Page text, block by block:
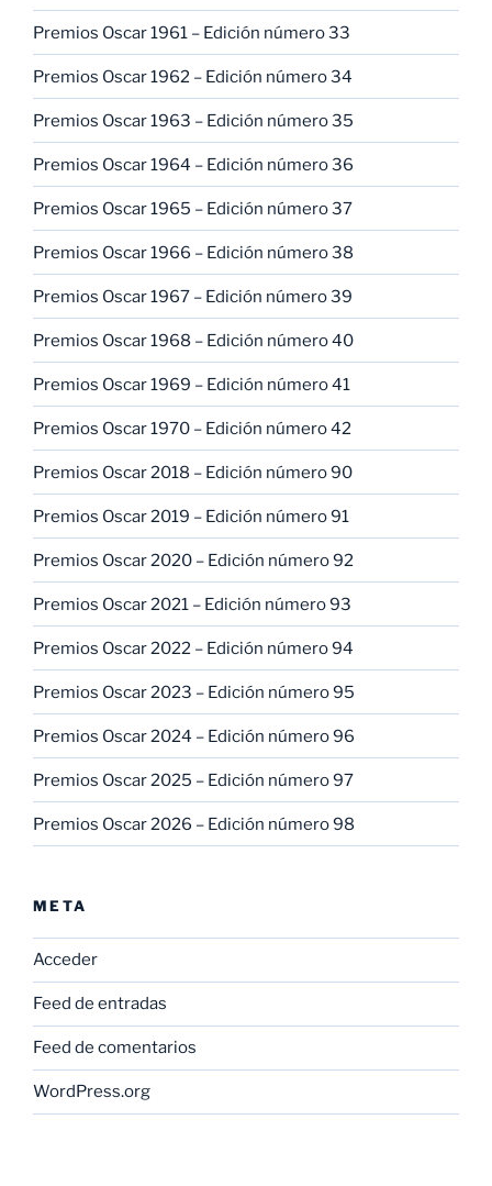
Premios Oscar 1961 – Edición número 33
Premios Oscar 1962 – Edición número 34
Premios Oscar 1963 – Edición número 35
Premios Oscar 1964 – Edición número 36
Premios Oscar 1965 – Edición número 37
Premios Oscar 1966 – Edición número 38
Premios Oscar 1967 – Edición número 39
Premios Oscar 1968 – Edición número 40
Premios Oscar 1969 – Edición número 41
Premios Oscar 1970 – Edición número 42
Premios Oscar 2018 – Edición número 90
Premios Oscar 2019 – Edición número 91
Premios Oscar 2020 – Edición número 92
Premios Oscar 2021 – Edición número 93
Premios Oscar 2022 – Edición número 94
Premios Oscar 2023 – Edición número 95
Premios Oscar 2024 – Edición número 96
Premios Oscar 2025 – Edición número 97
Premios Oscar 2026 – Edición número 98
META
Acceder
Feed de entradas
Feed de comentarios
WordPress.org